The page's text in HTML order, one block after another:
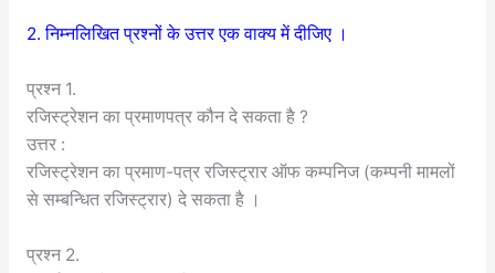
2. निम्नलिखित प्रश्नों के उत्तर एक वाक्य में दीजिए ।
प्रश्न 1.
रजिस्ट्रेशन का प्रमाणपत्र कौन दे सकता है ?
उत्तर :
रजिस्ट्रेशन का प्रमाण-पत्र रजिस्ट्रार ऑफ कम्पनिज (कम्पनी मामलों
से सम्बन्धित रजिस्ट्रार) दे सकता है ।
प्रश्न 2.